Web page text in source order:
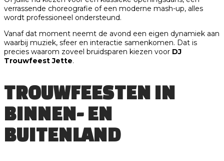
verrassende choreografie of een moderne mash-up, alles
wordt professioneel ondersteund.
Vanaf dat moment neemt de avond een eigen dynamiek aan
waarbij muziek, sfeer en interactie samenkomen. Dat is
precies waarom zoveel bruidsparen kiezen voor DJ
Trouwfeest Jette.
TROUWFEESTEN IN
BINNEN- EN
BUITENLAND